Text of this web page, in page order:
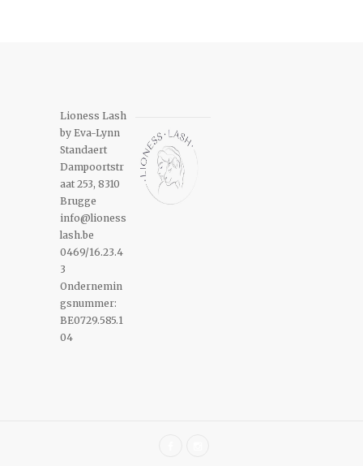
Lioness Lash
by Eva-Lynn
Standaert
Dampoortstr
aat 253, 8310
Brugge
info@lioness
lash.be
0469/16.23.4
3
Ondernemin
gsnummer:
BE0729.585.1
04